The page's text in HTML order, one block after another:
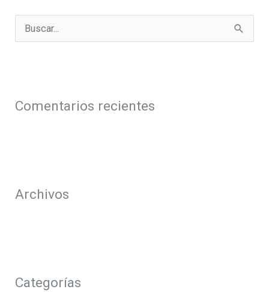
u
a
:
Comentarios recientes
Archivos
Categorías